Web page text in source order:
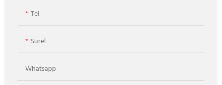
Tel
Surel
Whatsapp